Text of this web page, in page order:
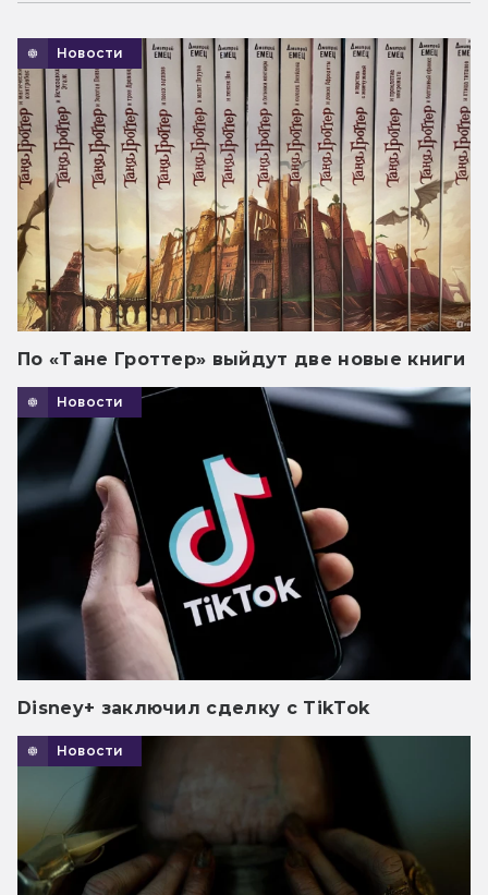
Новости
По «Тане Гроттер» выйдут две новые книги
Новости
Disney+ заключил сделку с TikTok
Новости